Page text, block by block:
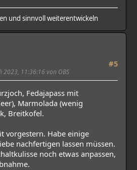
und sinnvoll weiterentwickeln
#5
2023, 11:36:16 von OBS
Fedajapass mit
Marmolada (wenig
Breitkofel.
vorgestern. Habe einige
nachfertigen lassen müssen.
noch etwas anpassen,